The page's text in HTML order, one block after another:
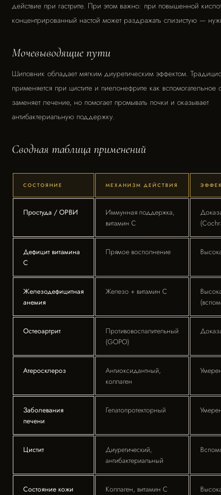
действие при гастрите. При этом важно: при повышенной
концентрированный настой может раздражать слизистую —
Мочевыводящие пути
Шиповник обладает мягким диуретическим эффектом.
применяется при цистите и пиелонефрите как
заменяет лечение, но помогает промывать почки и оказывает
антибактериальную поддержку.
Сводная таблица применений
СОСТОЯНИЕ МЕХАНИЗМ ДЕЙСТВИЯ
Простуда / ОРВИ
Иммунная поддержка,
витамин С
Дефицит витамина
С
Прямое восполнение
Железодефицитная
анемия
Железо + витамин С
Остеоартрит
Противовоспалительный
(GOPO)
Атеросклероз
Антиоксидантный,
коллаген
Заболевания
печени
Гепатопротекторный
Цистит
Диуретический,
антибактериальный
Состояние кожи Коллаген, витамин С